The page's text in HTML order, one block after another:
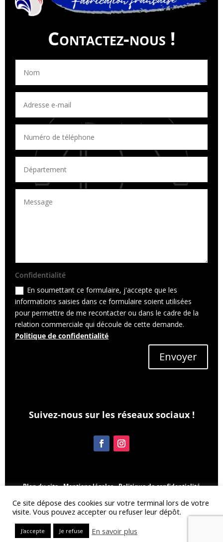
Contactez-nous !
Confidentialité
En soumettant ce formulaire, j'accepte que les
informations saisies dans ce formulaire soient utilisées
pour permettre de me recontacter ou dans le cadre de la
relation commerciale qui découle de cette demande.
Politique de confidentialité
Envoyer
Suivez-nous sur les réseaux sociaux !
Plan du site -Mentions légales -Politique de confidentialité
Inov@-web
Ce site dépose des cookies sur votre terminal lors de votre
visite. Vous pouvez accepter ou refuser leur dépôt.
J'accepte Je refuse En savoir plus